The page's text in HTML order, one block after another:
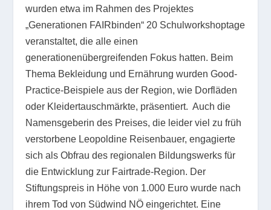
wurden etwa im Rahmen des Projektes
„Generationen FAIRbinden“ 20 Schulworkshoptage
veranstaltet, die alle einen
generationenübergreifenden Fokus hatten. Beim
Thema Bekleidung und Ernährung wurden Good-
Practice-Beispiele aus der Region, wie Dorfläden
oder Kleidertauschmärkte, präsentiert. Auch die
Namensgeberin des Preises, die leider viel zu früh
verstorbene Leopoldine Reisenbauer, engagierte
sich als Obfrau des regionalen Bildungswerks für
die Entwicklung zur Fairtrade-Region. Der
Stiftungspreis in Höhe von 1.000 Euro wurde nach
ihrem Tod von Südwind NÖ eingerichtet. Eine